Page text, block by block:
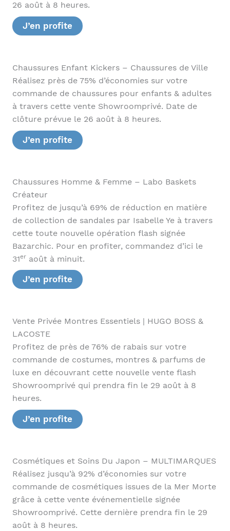
26 août à 8 heures.
J’en profite
Chaussures Enfant Kickers – Chaussures de Ville
Réalisez près de 75% d’économies sur votre
commande de chaussures pour enfants & adultes
à travers cette vente Showroomprivé. Date de
clôture prévue le 26 août à 8 heures.
J’en profite
Chaussures Homme & Femme – Labo Baskets
Créateur
Profitez de jusqu’à 69% de réduction en matière
de collection de sandales par Isabelle Ye à travers
cette toute nouvelle opération flash signée
Bazarchic. Pour en profiter, commandez d’ici le
31eraoût à minuit.
J’en profite
Vente Privée Montres Essentiels | HUGO BOSS &
LACOSTE
Profitez de près de 76% de rabais sur votre
commande de costumes, montres & parfums de
luxe en découvrant cette nouvelle vente flash
Showroomprivé qui prendra fin le 29 août à 8
heures.
J’en profite
Cosmétiques et Soins Du Japon – MULTIMARQUES
Réalisez jusqu’à 92% d’économies sur votre
commande de cosmétiques issues de la Mer Morte
grâce à cette vente événementielle signée
Showroomprivé. Cette dernière prendra fin le 29
août à 8 heures.